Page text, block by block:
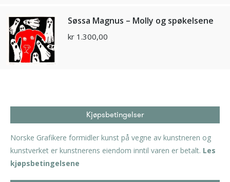
Søssa Magnus – Molly og spøkelsene
kr 1.300,00
Kjøpsbetingelser
Norske Grafikere formidler kunst på vegne av kunstneren og
kunstverket er kunstnerens eiendom inntil varen er betalt. Les
kjøpsbetingelsene